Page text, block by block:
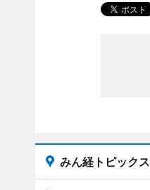
みん経トピックス